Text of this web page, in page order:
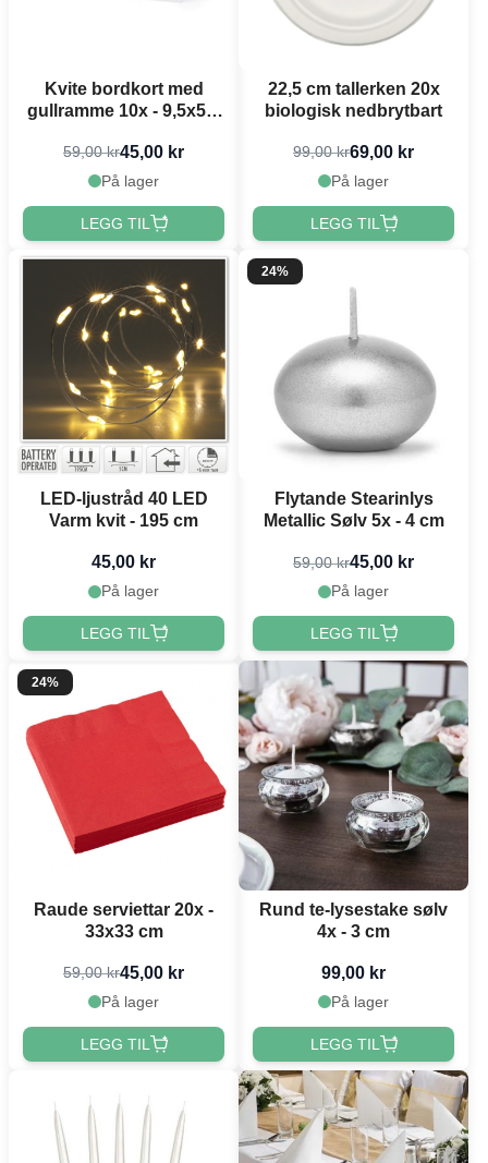
Kvite bordkort med
gullramme 10x - 9,5x5,5
59,00 kr45,00 kr
På lager
LEGG TIL
22,5 cm tallerken 20x
biologisk nedbrytbart
99,00 kr69,00 kr
På lager
LEGG TIL
LED-ljustråd 40 LED
Varm kvit - 195 cm
45,00 kr
På lager
LEGG TIL
24%
Flytande Stearinlys
Metallic Sølv 5x - 4 cm
59,00 kr45,00 kr
På lager
LEGG TIL
24%
Raude serviettar 20x -
33x33 cm
59,00 kr45,00 kr
På lager
LEGG TIL
Rund te-lysestake sølv
4x - 3 cm
99,00 kr
På lager
LEGG TIL